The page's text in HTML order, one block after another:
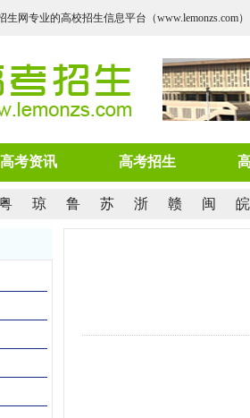
生网专业的高校招生信息平台（www.lemonzs.com）
高考资讯 高考招生
琼 鲁 苏 浙 赣 闽 皖